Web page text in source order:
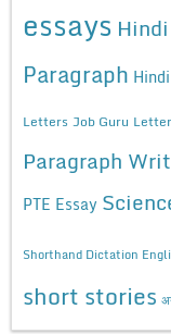
essays
Paragraph
Letters Job Guru
Paragraph
PTE Essay
Shorthand Dictation
short stories